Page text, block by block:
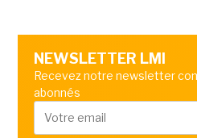
NEWSLETTER LMI
Recevez notre newsletter
abonnés